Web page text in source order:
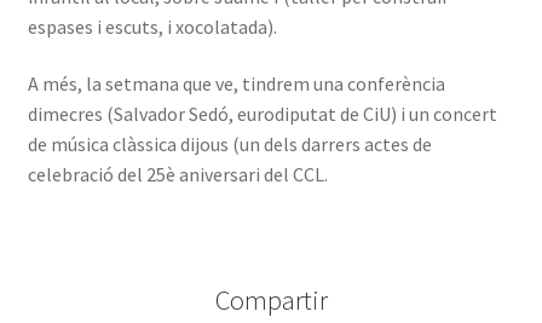
espases i escuts, i xocolatada).
A més, la setmana que ve, tindrem una conferència
dimecres (Salvador Sedó, eurodiputat de CiU) i un concert
de música clàssica dijous (un dels darrers actes de
celebració del 25è aniversari del CCL.
Compartir